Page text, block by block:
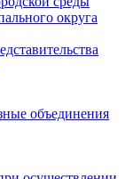
округа
объединения